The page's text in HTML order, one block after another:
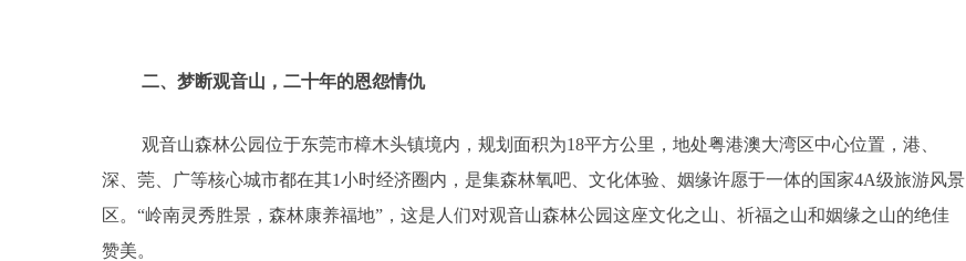
二、梦断观音山，二十年的恩怨情仇
观音山森林公园位于东莞市樟木头镇境内，规划面积为18平方公里，地处粤港澳大湾区中心位置，港、
深、莞、广等核心城市都在其1小时经济圈内，是集森林氧吧、文化体验、姻缘许愿于一体的国家4A级旅游风景
区。“岭南灵秀胜景，森林康养福地”，这是人们对观音山森林公园这座文化之山、祈福之山和姻缘之山的绝佳
赞美。